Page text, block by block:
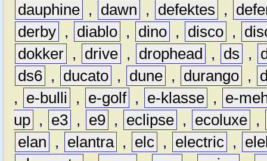
dauphine , dawn , defektes ,
derby , diablo , dino , disco ,
dokker , drive , drophead , ds ,
ds6 , ducato , dune , durango ,
,
e-bulli , e-golf , e-klasse ,
e-
up , e3 , e9 , eclipse , ecoluxe ,
elan
, elantra , elc , electric ,